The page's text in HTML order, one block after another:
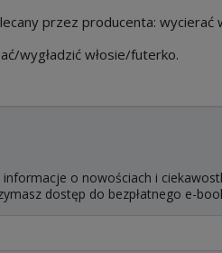
przez producenta:
wygładzić włosie/futerko.
o nowościach i
dostęp do bezpłatnego e-